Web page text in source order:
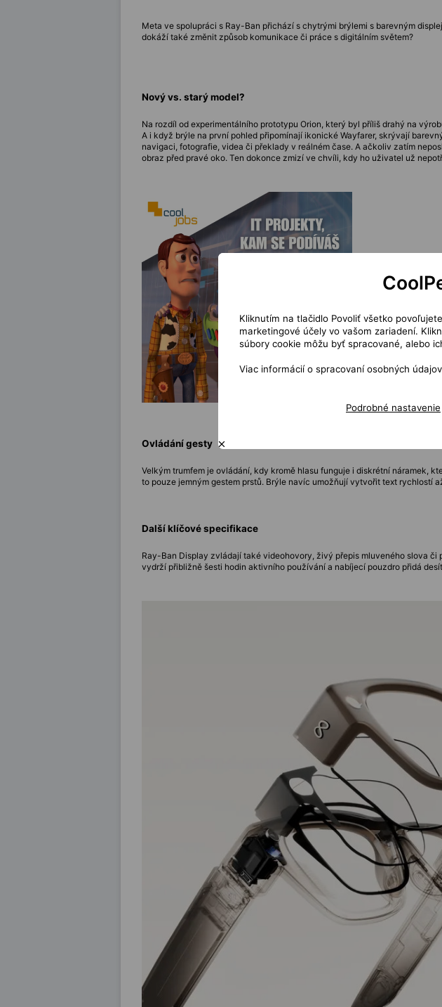
Meta ve spolupráci s Ray-Ban přichází s chytrými brýlemi s barevným
dokáží také změnit způsob komunikace či práce s digitálním světem?
Nový vs. starý model?
Na rozdíl od experimentálního prototypu Orion, který byl příliš drahý na
A i když brýle na první pohled připomínají ikonické Wayfarer, skrývají
navigaci, fotografie, videa či překlady v reálném čase. A ačkoliv zatím
obraz před pravé oko. Ten dokonce zmizí ve chvíli, kdy ho uživatel už
Ovládání gesty
Velkým trumfem je ovládání, kdy kromě hlasu funguje i diskrétní náramek,
to pouze jemným gestem prstů. Brýle navíc umožňují vytvořit text rychlostí
Další klíčové specifikace
Ray-Ban Display zvládají také videohovory, živý přepis mluveného slova
vydrží přibližně šesti hodin aktivního používání a nabíjecí pouzdro přidá
Kliknutím na tlačidlo Povoliť všetko
marketingové účely vo vašom zariadení.
súbory cookie môžu byť spracované, alebo
Viac informácií o spracovaní osobných
Podrobné nastavenie